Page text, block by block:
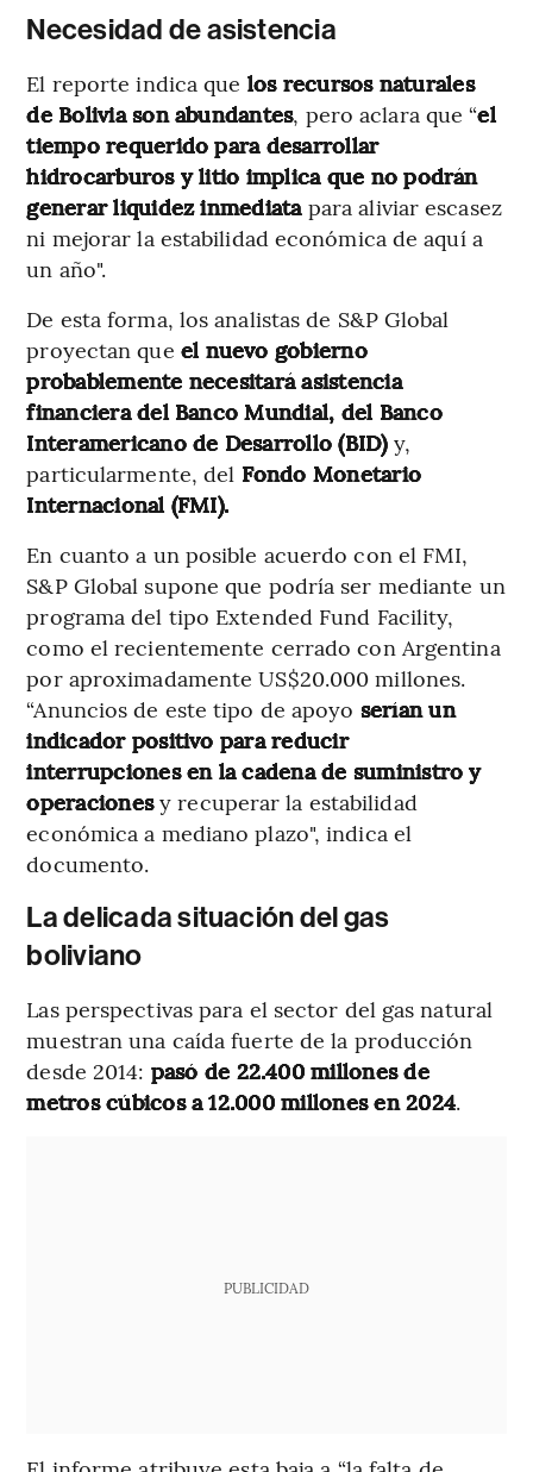
Necesidad de asistencia
El reporte indica que los recursos naturales
de Bolivia son abundantes, pero aclara que “el
tiempo requerido para desarrollar
hidrocarburos y litio implica que no podrán
generar liquidez inmediata para aliviar escasez
ni mejorar la estabilidad económica de aquí a
un año".
De esta forma, los analistas de S&P Global
proyectan que el nuevo gobierno
probablemente necesitará asistencia
financiera del Banco Mundial, del Banco
Interamericano de Desarrollo (BID) y,
particularmente, del Fondo Monetario
Internacional (FMI).
En cuanto a un posible acuerdo con el FMI,
S&P Global supone que podría ser mediante un
programa del tipo Extended Fund Facility,
como el recientemente cerrado con Argentina
por aproximadamente US$20.000 millones.
“Anuncios de este tipo de apoyo serían un
indicador positivo para reducir
interrupciones en la cadena de suministro y
operacionesy recuperar la estabilidad
económica a mediano plazo", indica el
documento.
La delicada situación del gas
boliviano
Las perspectivas para el sector del gas natural
muestran una caída fuerte de la producción
desde 2014: pasó de 22.400 millones de
metros cúbicos a 12.000 millones en 2024.
PUBLICIDAD